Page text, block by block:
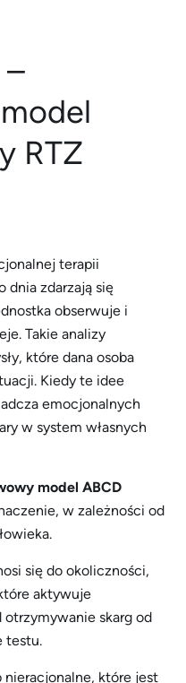
RTZ
terapii
dnia zdarzają się
obserwuje i
Takie analizy
które dana osoba
Kiedy te idee
emocjonalnych
w system własnych
model ABCD
w zależności od
się do okoliczności,
aktywuje
otrzymywanie skarg od
testu.
nieracjonalne, które jest